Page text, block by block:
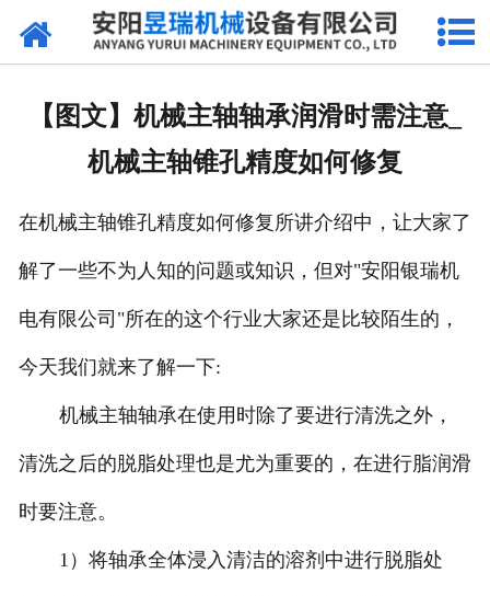
网站首页
联系我们
【图文】机械主轴轴承润滑时需注意_
机械主轴锥孔精度如何修复
在机械主轴锥孔精度如何修复所讲介绍中，让大家了
解了一些不为人知的问题或知识，但对"安阳银瑞机
电有限公司"所在的这个行业大家还是比较陌生的，
今天我们就来了解一下:
机械主轴轴承在使用时除了要进行清洗之外，
清洗之后的脱脂处理也是尤为重要的，在进行脂润滑
时要注意。
1）将轴承全体浸入清洁的溶剂中进行脱脂处